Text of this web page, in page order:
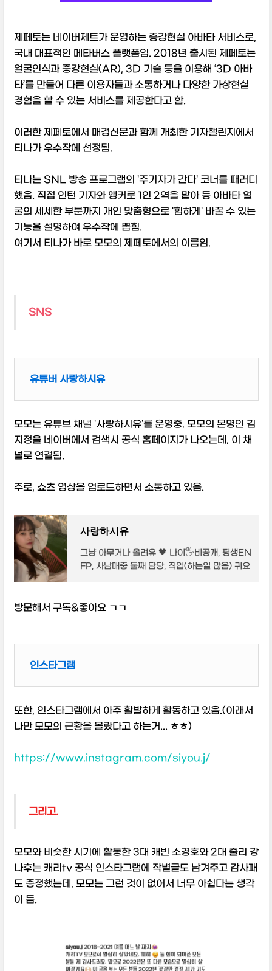
제페토는 네이버제트가 운영하는 증강현실 아바타 서비스로,
국내 대표적인 메타버스 플랫폼임. 2018년 출시된 제페토는
얼굴인식과 증강현실(AR), 3D 기술 등을 이용해 ‘3D 아바
타’를 만들어 다른 이용자들과 소통하거나 다양한 가상현실
경험을 할 수 있는 서비스를 제공한다고 함.
이러한 제페토에서 매경신문과 함께 개최한 기자챌린지에서
티나가 우수작에 선정됨.
티나는 SNL 방송 프로그램의 '주기자가 간다' 코너를 패러디
했음. 직접 인턴 기자와 앵커로 1인 2역을 맡아 등 아바타 얼
굴의 세세한 부분까지 개인 맞춤형으로 '힙하게' 바꿀 수 있는
기능을 설명하여 우수작에 뽑힘.
여기서 티나가 바로 모모의 제페토에서의 이름임.
SNS
유튜버 사랑하시유
모모는 유튜브 채널 '사랑하시유'를 운영중. 모모의 본명인 김
지정을 네이버에서 검색시 공식 홈페이지가 나오는데, 이 채
널로 연결됨.
주로, 쇼츠 영상을 업로드하면서 소통하고 있음.
사랑하시유
그냥 아무거나 올려유 🖤 나이🖐비공개, 평생EN
FP, 사남매중 둘째 담당, 직업(하는일 많음) 귀요
방문해서 구독&좋아요 ㄱㄱ
인스타그램
또한, 인스타그램에서 아주 활발하게 활동하고 있음.(이래서
나만 모모의 근황을 몰랐다고 하는거... ㅎㅎ)
https://www.instagram.com/siyou.j/
그리고.
모모와 비슷한 시기에 활동한 3대 캐빈 소경호와 2대 줄리 강
나후는 캐리tv 공식 인스타그램에 작별글도 남겨주고 감사패
도 증정했는데, 모모는 그런 것이 없어서 너무 아쉽다는 생각
이 듬.